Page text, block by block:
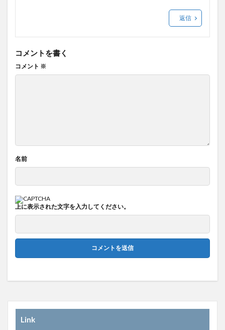
返信
コメントを書く
コメント ※
名前
上に表示された文字を入力してください。
Link